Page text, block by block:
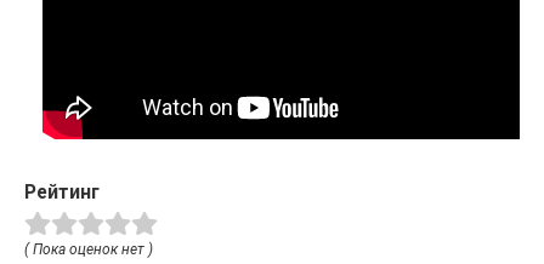
Рейтинг
( Пока оценок нет )